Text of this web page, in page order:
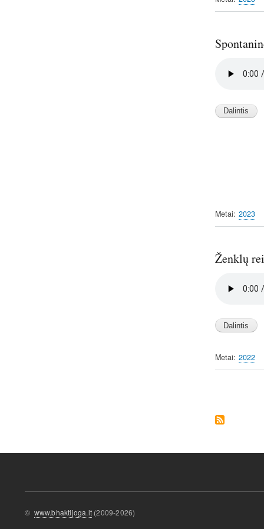
Metai 2023
Ženklų
Metai 2022
© www.bhaktijoga.lt (2009-2026)